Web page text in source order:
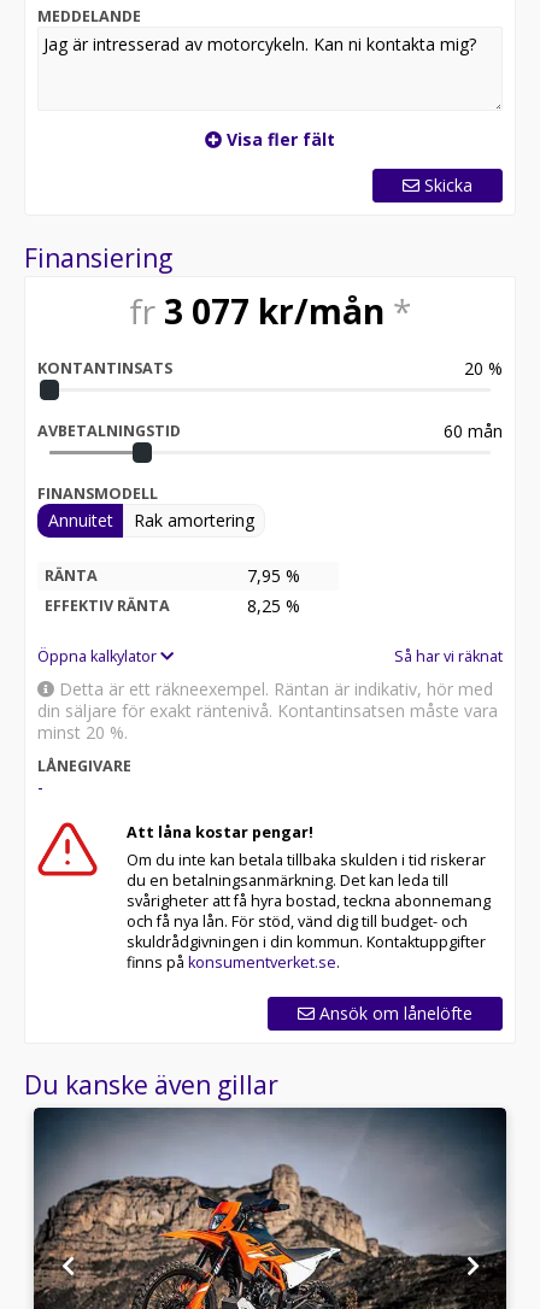
MEDDELANDE
Visa fler fält
Skicka
Finansiering
fr 3 077 kr/mån *
KONTANTINSATS 20 %
AVBETALNINGSTID 60 mån
FINANSMODELL
Annuitet Rak amortering
RÄNTA 7,95 %
EFFEKTIV RÄNTA 8,25 %
Öppna kalkylator Så har vi räknat
Detta är ett räkneexempel. Räntan är indikativ, hör med
din säljare för exakt räntenivå. Kontantinsatsen måste vara
minst 20 %.
LÅNEGIVARE
-
Att låna kostar pengar!
Om du inte kan betala tillbaka skulden i tid riskerar
du en betalningsanmärkning. Det kan leda till
svårigheter att få hyra bostad, teckna abonnemang
och få nya lån. För stöd, vänd dig till budget- och
skuldrådgivningen i din kommun. Kontaktuppgifter
finns på konsumentverket.se.
Ansök om lånelöfte
Du kanske även gillar